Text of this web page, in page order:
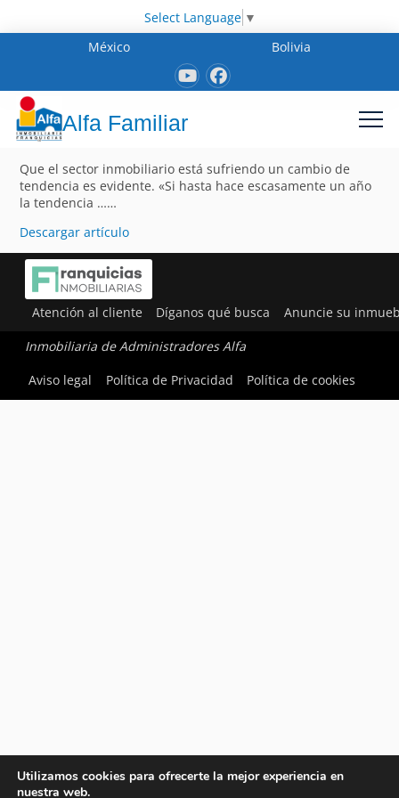
Select Language ▼
México
Bolivia
Alfa Familiar
Que el sector inmobiliario está sufriendo un cambio de
tendencia es evidente. «Si hasta hace escasamente un año
la tendencia ……
Descargar artículo
Atención al cliente Díganos qué busca Anuncie su
Inmobiliaria de Administradores Alfa
Aviso legal
Política de Privacidad Política de cookies
Utilizamos cookies para ofrecerte la mejor experiencia en
nuestra web.